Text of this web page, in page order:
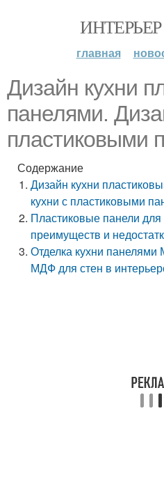
главная
Дизайн кухни
панелями.
пластиковыми
Содержание
Дизайн кухни
кухни с пластиковыми
Пластиковые панели
преимуществ и
Отделка кухни
МДФ для стен в